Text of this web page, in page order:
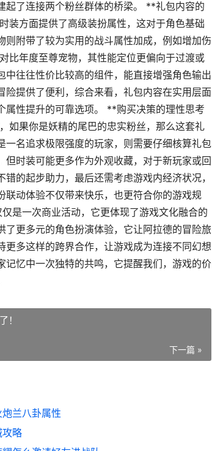
起了连接两个粉丝群体的桥梁。 **礼包内容的
装方面提供了高级装扮属性，这对于角色基础
附带了较为实用的战斗属性加成，例如增加伤
比年度至尊宠物，其性能定位更偏向于过渡或
往往性价比较高的组件，能直接增强角色输出
提供了便利，综合来看，礼包内容在实用层面
属性提升的可靠选项。 **购买决策的理性思考
如果你是妖精的尾巴的忠实粉丝，那么这套礼
名追求极限强度的玩家，则需要仔细核算礼包
时装可能更多作为外观收藏，对于新玩家或回
的起步助力，最后还需考虑游戏内经济状况，
动体验不仅带来快乐，也更符合你的游戏规
是一次商业活动，它更体现了游戏文化融合的
更多元的角色扮演体验，它让阿拉德的冒险旅
多这样的跨界合作，让游戏成为连接不同幻想
忆中一次独特的共鸣，它提醒我们，游戏的价
！
下一篇 »
兰八卦属性
攻略